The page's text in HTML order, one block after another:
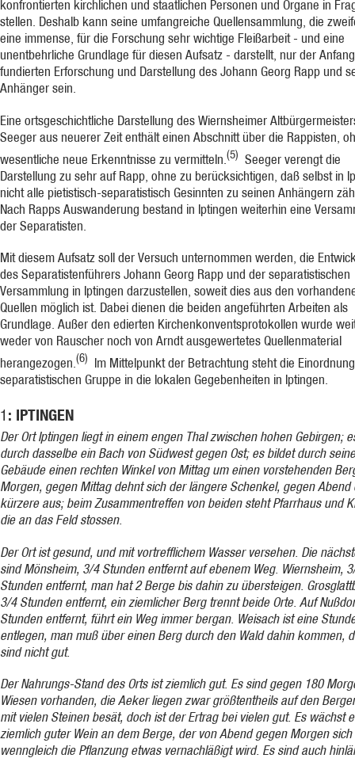
konfrontierten kirchlichen und staatlichen Personen und Organe in
stellen. Deshalb kann seine umfangreiche Quellensammlung, die
eine immense, für die Forschung sehr wichtige Fleißarbeit - und eine
unentbehrliche Grundlage für diesen Aufsatz - darstellt, nur der
fundierten Erforschung und Darstellung des Johann Georg Rapp und
Anhänger sein.
Eine ortsgeschichtliche Darstellung des Wiernsheimer
Seeger aus neuerer Zeit enthält einen Abschnitt über die Rappisten,
wesentliche neue Erkenntnisse zu vermitteln. (5) Seeger verengt die
Darstellung zu sehr auf Rapp, ohne zu berücksichtigen, daß selbst in
nicht alle pietistisch-separatistisch Gesinnten zu seinen Anhängern
Nach Rapps Auswanderung bestand in Iptingen weiterhin eine
der Separatisten.
Mit diesem Aufsatz soll der Versuch unternommen werden, die
des Separatistenführers Johann Georg Rapp und der separatistischen
Versammlung in Iptingen darzustellen, soweit dies aus den
Quellen möglich ist. Dabei dienen die beiden angeführten Arbeiten als
Grundlage. Außer den edierten Kirchenkonventsprotokollen wurde
weder von Rauscher noch von Arndt ausgewertetes Quellenmaterial
herangezogen. (6) Im Mittelpunkt der Betrachtung steht die
separatistischen Gruppe in die lokalen Gegebenheiten in Iptingen.
1 : IPTINGEN
Der Ort Iptingen liegt in einem engen Thal zwischen hohen Ge­birgen;
durch das­selbe ein Bach von Südwest gegen Ost; es bildet durch seine
Gebäude einen rechten Winkel von Mittag um einen vorstehenden
Morgen, gegen Mittag dehnt sich der längere Schenkel, gegen Abend
kürzere aus; beim Zusammentref­fen von beiden steht Pfarrhaus und
die an das Feld stos­sen.
Der Ort ist gesund, und mit vortrefflichem Wasser versehen. Die
sind Mönsheim, 3/4 Stunden entfernt auf ebenem Weg. Wiernsheim,
Stunden entfernt, man hat 2 Berge bis dahin zu übersteigen.
3/4 Stunden entfernt, ein ziemlicher Berg trennt beide Orte. Auf
Stunden entfernt, führt ein Weg immer bergan. Weisach ist eine
entlegen, man muß über einen Berg durch den Wald dahin kommen,
sind nicht gut.
Der Nahrungs-Stand des Orts ist ziemlich gut. Es sind gegen 180
Wiesen vorhanden, die Aeker liegen zwar größtentheils auf den
mit vielen Steinen besät, doch ist der Ertrag bei vielen gut. Es wächst
ziemlich guter Wein an dem Berge, der von Abend gegen Morgen sich
wenngleich die Pflanzung etwas vernachläßigt wird. Es sind auch